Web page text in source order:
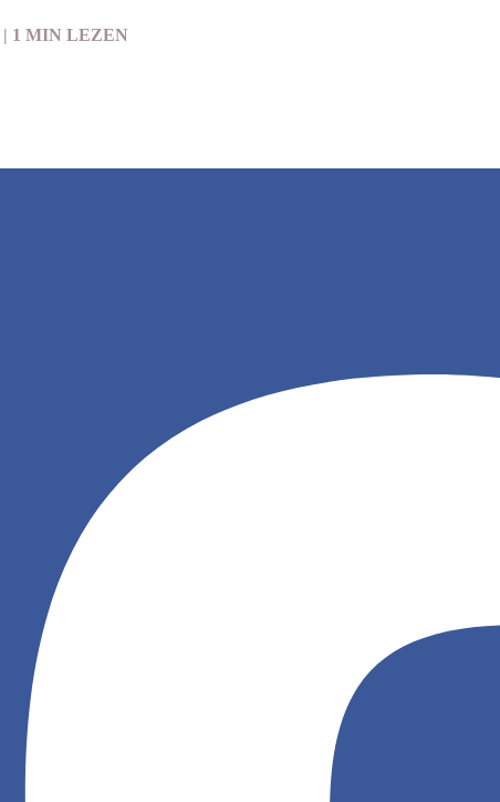
| 1 MIN LEZEN